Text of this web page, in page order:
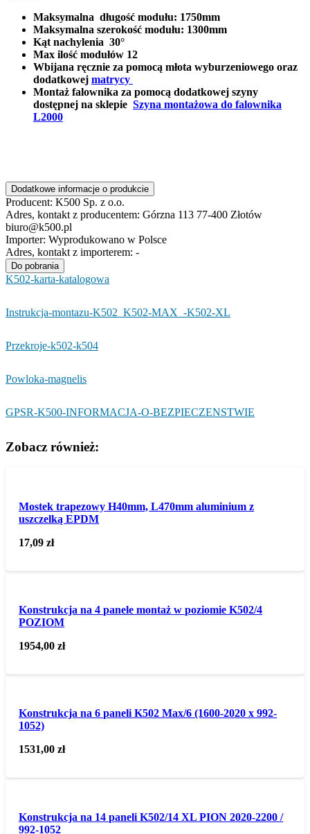
Maksymalna długość modułu: 1750mm
Maksymalna szerokość modułu: 1300mm
Kąt nachylenia 30°
Max ilość modułów 12
Wbijana ręcznie za pomocą młota wyburzeniowego oraz
dodatkowej matrycy
Montaż falownika za pomocą dodatkowej szyny
dostępnej na sklepie Szyna montażowa do falownika
L2000
Dodatkowe informacje o produkcie
Producent: K500 Sp. z o.o.
Adres, kontakt z producentem: Górzna 113 77-400 Złotów
biuro@k500.pl
Importer: Wyprodukowano w Polsce
Adres, kontakt z importerem: -
Do pobrania
K502-karta-katalogowa
Instrukcja-montazu-K502_K502-MAX_-K502-XL
Przekroje-k502-k504
Powloka-magnelis
GPSR-K500-INFORMACJA-O-BEZPIECZENSTWIE
Zobacz również:
Mostek trapezowy H40mm, L470mm aluminium z
uszczelką EPDM
17,09zł
Konstrukcja na 4 panele montaż w poziomie K502/4
POZIOM
1954,00zł
Konstrukcja na 6 paneli K502 Max/6 (1600-2020 x 992-
1052)
1531,00zł
Konstrukcja na 14 paneli K502/14 XL PION 2020-2200 /
992-1052